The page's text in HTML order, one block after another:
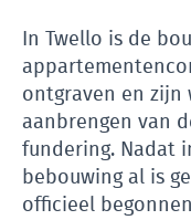
In Twello is de
ontgraven en zijn
aanbrengen van
fundering. Nadat
bebouwing al is
officieel